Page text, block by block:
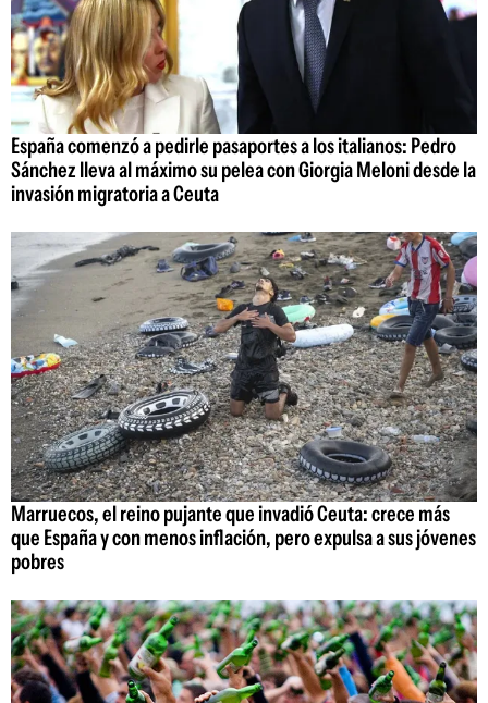
España comenzó a pedirle pasaportes a los italianos: Pedro
Sánchez lleva al máximo su pelea con Giorgia Meloni desde la
invasión migratoria a Ceuta
Marruecos, el reino pujante que invadió Ceuta: crece más
que España y con menos inflación, pero expulsa a sus jóvenes
pobres